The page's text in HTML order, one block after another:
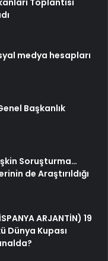
Toplantısı
medya hesapları
Başkanlık
Soruşturma…
de Araştırıldığı
ARJANTİN) 19
Dünya Kupası